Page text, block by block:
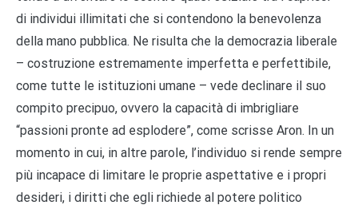
di individui illimitati che si contendono la benevolenza
della mano pubblica. Ne risulta che la democrazia liberale
– costruzione estremamente imperfetta e perfettibile,
come tutte le istituzioni umane – vede declinare il suo
compito precipuo, ovvero la capacità di imbrigliare
“passioni pronte ad esplodere”, come scrisse Aron. In un
momento in cui, in altre parole, l’individuo si rende sempre
più incapace di limitare le proprie aspettative e i propri
desideri, i diritti che egli richiede al potere politico